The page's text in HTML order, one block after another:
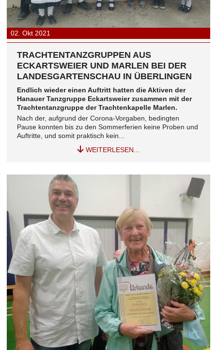
02. Okt 2021
TRACHTENTANZGRUPPEN AUS
ECKARTSWEIER UND MARLEN BEI DER
LANDESGARTENSCHAU IN ÜBERLINGEN
Endlich wieder einen Auftritt hatten die Aktiven der
Hanauer Tanzgruppe Eckartsweier zusammen mit der
Trachtentanzgruppe der Trachtenkapelle Marlen.
Nach der, aufgrund der Corona-Vorgaben, bedingten
Pause konnten bis zu den Sommerferien keine Proben und
Auftritte, und somit praktisch kein...
WEITERLESEN...